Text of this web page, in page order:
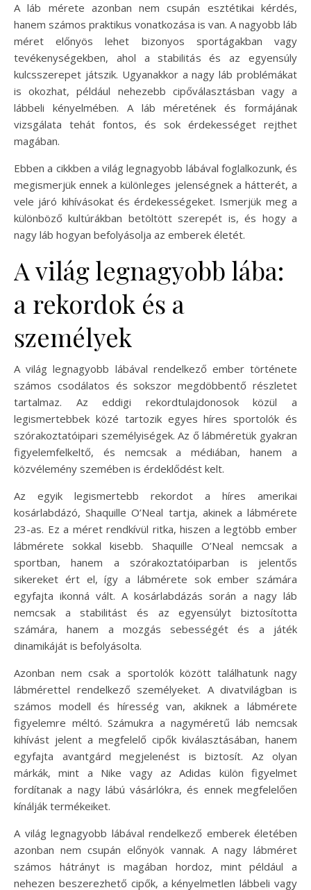
A láb mérete azonban nem csupán esztétikai kérdés,
hanem számos praktikus vonatkozása is van. A nagyobb láb
méret előnyös lehet bizonyos sportágakban vagy
tevékenységekben, ahol a stabilitás és az egyensúly
kulcsszerepet játszik. Ugyanakkor a nagy láb problémákat
is okozhat, például nehezebb cipőválasztásban vagy a
lábbeli kényelmében. A láb méretének és formájának
vizsgálata tehát fontos, és sok érdekességet rejthet
magában.
Ebben a cikkben a világ legnagyobb lábával foglalkozunk, és
megismerjük ennek a különleges jelenségnek a hátterét, a
vele járó kihívásokat és érdekességeket. Ismerjük meg a
különböző kultúrákban betöltött szerepét is, és hogy a
nagy láb hogyan befolyásolja az emberek életét.
A világ legnagyobb lába:
a rekordok és a
személyek
A világ legnagyobb lábával rendelkező ember története
számos csodálatos és sokszor megdöbbentő részletet
tartalmaz. Az eddigi rekordtulajdonosok közül a
legismertebbek közé tartozik egyes híres sportolók és
szórakoztatóipari személyiségek. Az ő lábméretük gyakran
figyelemfelkeltő, és nemcsak a médiában, hanem a
közvélemény szemében is érdeklődést kelt.
Az egyik legismertebb rekordot a híres amerikai
kosárlabdázó, Shaquille O’Neal tartja, akinek a lábmérete
23-as. Ez a méret rendkívül ritka, hiszen a legtöbb ember
lábmérete sokkal kisebb. Shaquille O’Neal nemcsak a
sportban, hanem a szórakoztatóiparban is jelentős
sikereket ért el, így a lábmérete sok ember számára
egyfajta ikonná vált. A kosárlabdázás során a nagy láb
nemcsak a stabilitást és az egyensúlyt biztosította
számára, hanem a mozgás sebességét és a játék
dinamikáját is befolyásolta.
Azonban nem csak a sportolók között találhatunk nagy
lábmérettel rendelkező személyeket. A divatvilágban is
számos modell és híresség van, akiknek a lábmérete
figyelemre méltó. Számukra a nagyméretű láb nemcsak
kihívást jelent a megfelelő cipők kiválasztásában, hanem
egyfajta avantgárd megjelenést is biztosít. Az olyan
márkák, mint a Nike vagy az Adidas külön figyelmet
fordítanak a nagy lábú vásárlókra, és ennek megfelelően
kínálják termékeiket.
A világ legnagyobb lábával rendelkező emberek életében
azonban nem csupán előnyök vannak. A nagy lábméret
számos hátrányt is magában hordoz, mint például a
nehezen beszerezhető cipők, a kényelmetlen lábbeli vagy